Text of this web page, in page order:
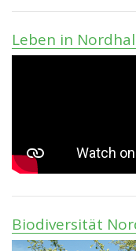
Leben in
Biodiversität